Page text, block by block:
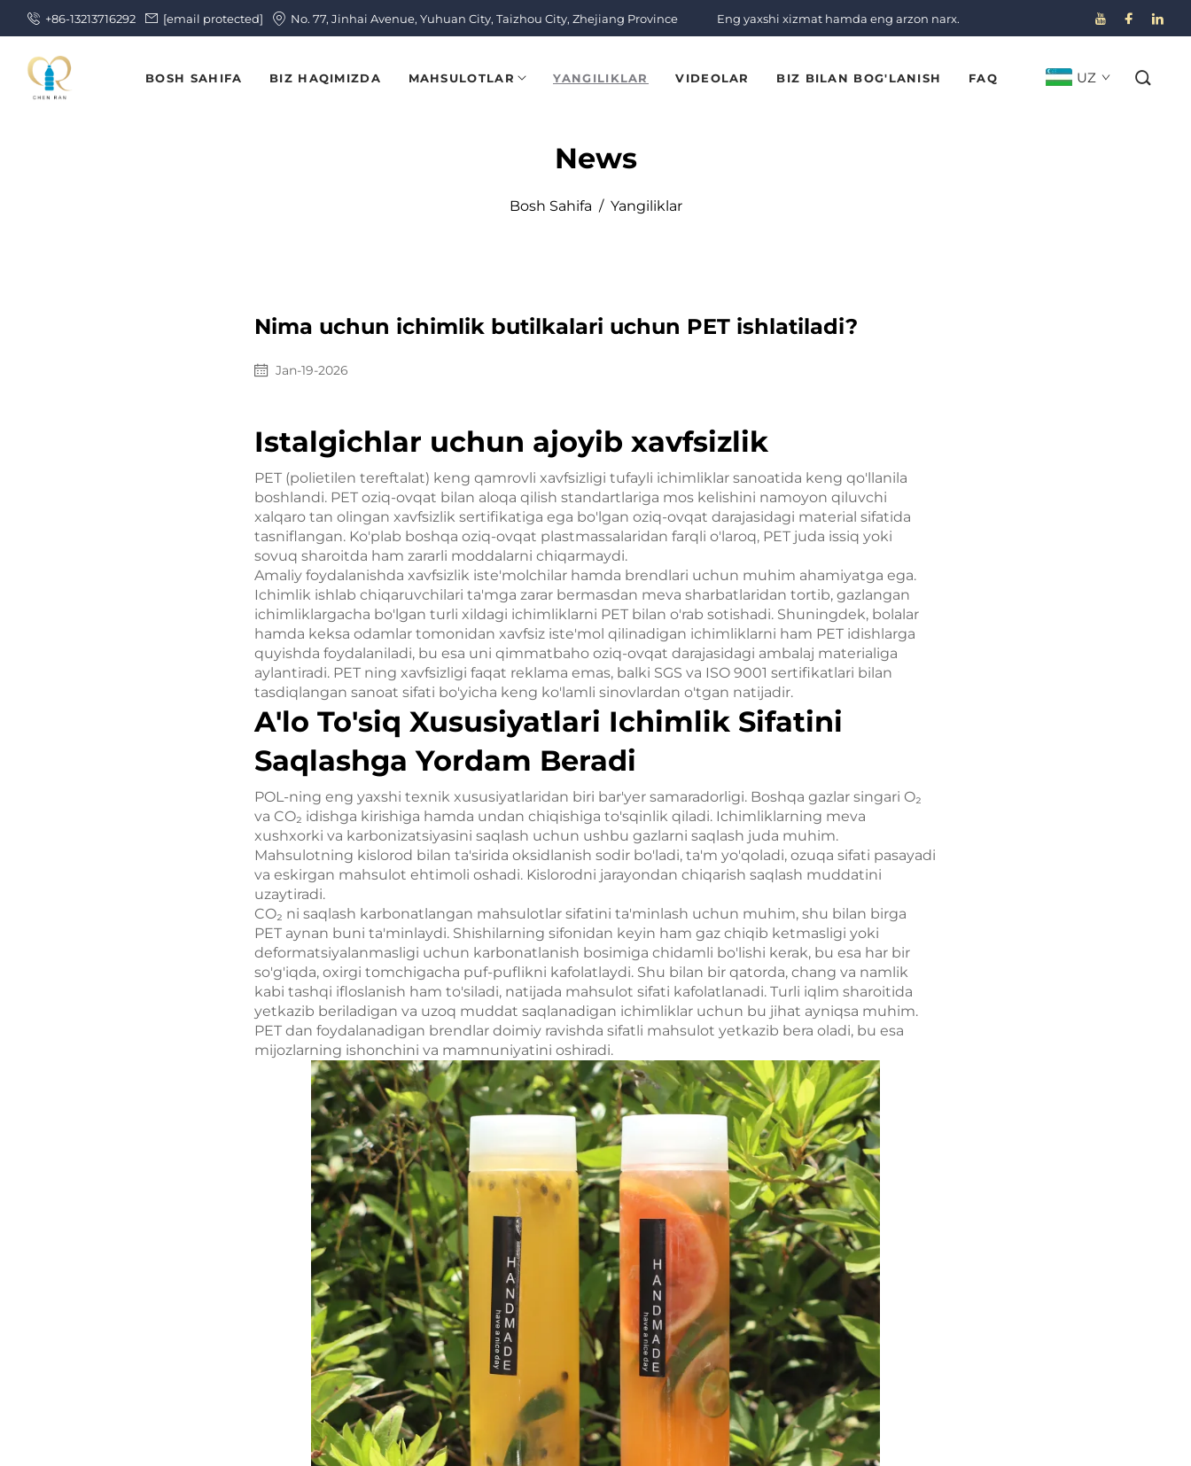
+86-13213716292 [email protected] No. 77, Jinhai Avenue, Yuhuan City, Taizhou City, Zhejiang Province Eng yaxshi xizmat hamda eng arzon narx.
BOSH SAHIFA BIZ HAQIMIZDA MAHSULOTLAR YANGILIKLAR VIDEOLAR BIZ BILAN BOG'LANISH FAQ UZ
Bosh Sahifa / Yangiliklar
News
Nima uchun ichimlik butilkalari uchun PET ishlatiladi?
Jan-19-2026
Istalgichlar uchun ajoyib xavfsizlik
PET (polietilen tereftalat) keng qamrovli xavfsizligi tufayli ichimliklar sanoatida keng qo'llanila
boshlandi. PET oziq-ovqat bilan aloqa qilish standartlariga mos kelishini namoyon qiluvchi
xalqaro tan olingan xavfsizlik sertifikatiga ega bo'lgan oziq-ovqat darajasidagi material sifatida
tasniflangan. Ko'plab boshqa oziq-ovqat plastmassalaridan farqli o'laroq, PET juda issiq yoki
sovuq sharoitda ham zararli moddalarni chiqarmaydi.
Amaliy foydalanishda xavfsizlik iste'molchilar hamda brendlari uchun muhim ahamiyatga ega.
Ichimlik ishlab chiqaruvchilari ta'mga zarar bermasdan meva sharbatlaridan tortib, gazlangan
ichimliklargacha bo'lgan turli xildagi ichimliklarni PET bilan o'rab sotishadi. Shuningdek, bolalar
hamda keksa odamlar tomonidan xavfsiz iste'mol qilinadigan ichimliklarni ham PET idishlarga
quyishda foydalaniladi, bu esa uni qimmatbaho oziq-ovqat darajasidagi ambalaj materialiga
aylantiradi. PET ning xavfsizligi faqat reklama emas, balki SGS va ISO 9001 sertifikatlari bilan
tasdiqlangan sanoat sifati bo'yicha keng ko'lamli sinovlardan o'tgan natijadir.
A'lo To'siq Xususiyatlari Ichimlik Sifatini
Saqlashga Yordam Beradi
POL-ning eng yaxshi texnik xususiyatlaridan biri bar'yer samaradorligi. Boshqa gazlar singari O₂
va CO₂ idishga kirishiga hamda undan chiqishiga to'sqinlik qiladi. Ichimliklarning meva
xushxorki va karbonizatsiyasini saqlash uchun ushbu gazlarni saqlash juda muhim.
Mahsulotning kislorod bilan ta'sirida oksidlanish sodir bo'ladi, ta'm yo'qoladi, ozuqa sifati pasayadi
va eskirgan mahsulot ehtimoli oshadi. Kislorodni jarayondan chiqarish saqlash muddatini
uzaytiradi.
CO₂ ni saqlash karbonatlangan mahsulotlar sifatini ta'minlash uchun muhim, shu bilan birga
PET aynan buni ta'minlaydi. Shishilarning sifonidan keyin ham gaz chiqib ketmasligi yoki
deformatsiyalanmasligi uchun karbonatlanish bosimiga chidamli bo'lishi kerak, bu esa har bir
so'g'iqda, oxirgi tomchigacha puf-puflikni kafolatlaydi. Shu bilan bir qatorda, chang va namlik
kabi tashqi ifloslanish ham to'siladi, natijada mahsulot sifati kafolatlanadi. Turli iqlim sharoitida
yetkazib beriladigan va uzoq muddat saqlanadigan ichimliklar uchun bu jihat ayniqsa muhim.
PET dan foydalanadigan brendlar doimiy ravishda sifatli mahsulot yetkazib bera oladi, bu esa
mijozlarning ishonchini va mamnuniyatini oshiradi.